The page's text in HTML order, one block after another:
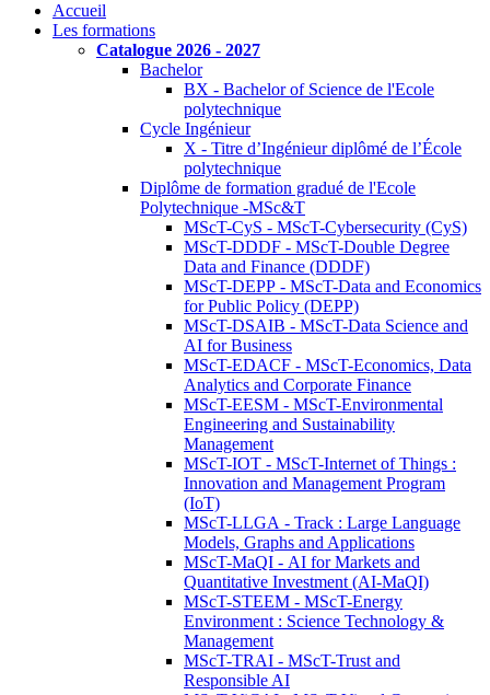
Accueil
Les formations
Catalogue 2026 - 2027
Bachelor
BX - Bachelor of Science de l'Ecole
polytechnique
Cycle Ingénieur
X - Titre d’Ingénieur diplômé de l’École
polytechnique
Diplôme de formation gradué de l'Ecole
Polytechnique -MSc&T
MScT-CyS - MScT-Cybersecurity (CyS)
MScT-DDDF - MScT-Double Degree
Data and Finance (DDDF)
MScT-DEPP - MScT-Data and Economics
for Public Policy (DEPP)
MScT-DSAIB - MScT-Data Science and
AI for Business
MScT-EDACF - MScT-Economics, Data
Analytics and Corporate Finance
MScT-EESM - MScT-Environmental
Engineering and Sustainability
Management
MScT-IOT - MScT-Internet of Things :
Innovation and Management Program
(IoT)
MScT-LLGA - Track : Large Language
Models, Graphs and Applications
MScT-MaQI - AI for Markets and
Quantitative Investment (AI-MaQI)
MScT-STEEM - MScT-Energy
Environment : Science Technology &
Management
MScT-TRAI - MScT-Trust and
Responsible AI